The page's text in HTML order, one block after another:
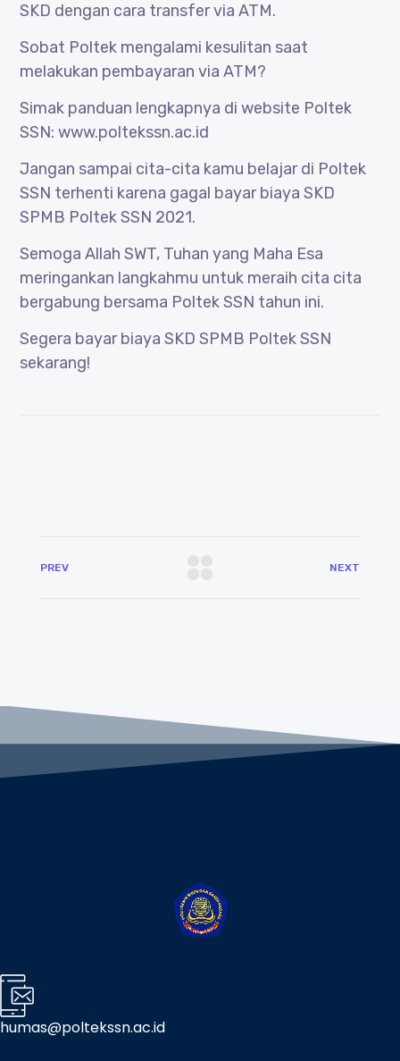
SKD dengan cara transfer via ATM.
Sobat Poltek mengalami kesulitan saat
melakukan pembayaran via ATM?
Simak panduan lengkapnya di website Poltek
SSN: www.poltekssn.ac.id
Jangan sampai cita-cita kamu belajar di Poltek
SSN terhenti karena gagal bayar biaya SKD
SPMB Poltek SSN 2021.
Semoga Allah SWT, Tuhan yang Maha Esa
meringankan langkahmu untuk meraih cita cita
bergabung bersama Poltek SSN tahun ini.
Segera bayar biaya SKD SPMB Poltek SSN
sekarang!
PREV NEXT
humas@poltekssn.ac.id